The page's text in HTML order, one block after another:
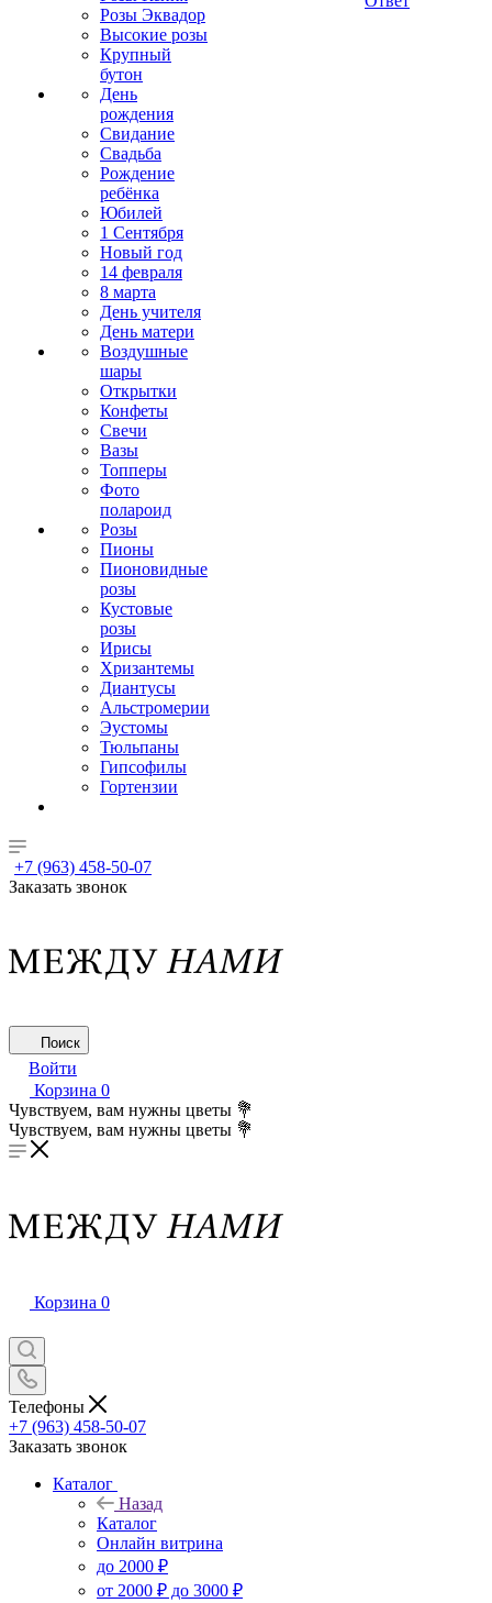
Розы Эквадор
Высокие розы
Крупный
бутон
День
рождения
Свидание
Свадьба
Рождение
ребёнка
Юбилей
1 Сентября
Новый год
14 февраля
8 марта
День учителя
День матери
Воздушные
шары
Открытки
Конфеты
Свечи
Вазы
Топперы
Фото
полароид
Розы
Пионы
Пионовидные
розы
Кустовые
розы
Ирисы
Хризантемы
Диантусы
Альстромерии
Эустомы
Тюльпаны
Гипсофилы
Гортензии
+7 (963) 458-50-07
Заказать звонок
Поиск
Войти
Корзина 0
Чувствуем, вам нужны цветы 💐
Чувствуем, вам нужны цветы 💐
Корзина 0
Телефоны
+7 (963) 458-50-07
Заказать звонок
Каталог
Назад
Каталог
Онлайн витрина
до 2000 ₽
от 2000 ₽ до 3000 ₽